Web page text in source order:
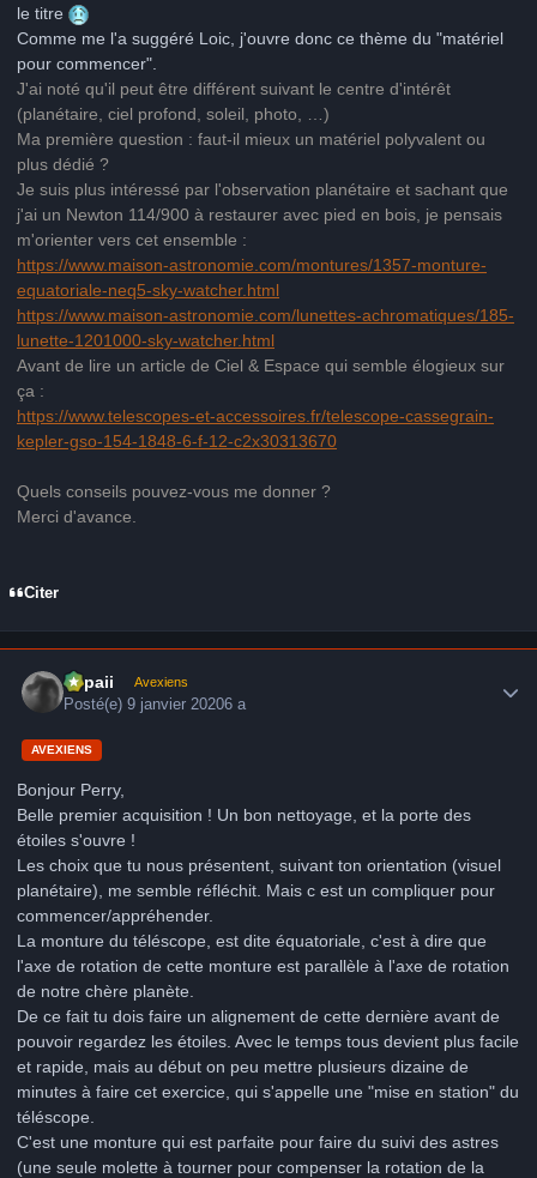
le titre
Comme me l'a suggéré Loic, j'ouvre donc ce thème du "matériel
pour commencer".
J'ai noté qu'il peut être différent suivant le centre d'intérêt
(planétaire, ciel profond, soleil, photo, …)
Ma première question : faut-il mieux un matériel polyvalent ou
plus dédié ?
Je suis plus intéressé par l'observation planétaire et sachant que
j'ai un Newton 114/900 à restaurer avec pied en bois, je pensais
m'orienter vers cet ensemble :
https://www.maison-astronomie.com/montures/1357-monture-
equatoriale-neq5-sky-watcher.html
https://www.maison-astronomie.com/lunettes-achromatiques/185-
lunette-1201000-sky-watcher.html
Avant de lire un article de Ciel & Espace qui semble élogieux sur
ça :
https://www.telescopes-et-accessoires.fr/telescope-cassegrain-
kepler-gso-154-1848-6-f-12-c2x30313670
Quels conseils pouvez-vous me donner ?
Merci d'avance.
Citer
supaii Avexiens
Posté(e)9 janvier 20206 a
AVEXIENS
Bonjour Perry,
Belle premier acquisition ! Un bon nettoyage, et la porte des
étoiles s'ouvre !
Les choix que tu nous présentent, suivant ton orientation (visuel
planétaire), me semble réfléchit. Mais c est un compliquer pour
commencer/appréhender.
La monture du téléscope, est dite équatoriale, c'est à dire que
l'axe de rotation de cette monture est parallèle à l'axe de rotation
de notre chère planète.
De ce fait tu dois faire un alignement de cette dernière avant de
pouvoir regardez les étoiles. Avec le temps tous devient plus facile
et rapide, mais au début on peu mettre plusieurs dizaine de
minutes à faire cet exercice, qui s'appelle une "mise en station" du
téléscope.
C'est une monture qui est parfaite pour faire du suivi des astres
(une seule molette à tourner pour compenser la rotation de la